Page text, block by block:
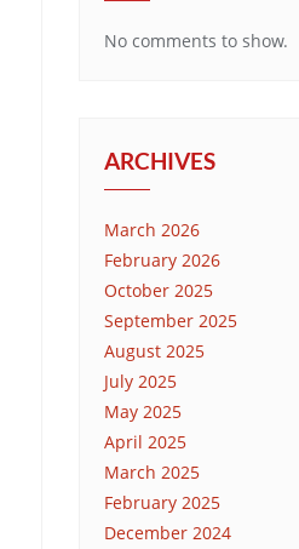
No comments to show.
ARCHIVES
March 2026
February 2026
October 2025
September 2025
August 2025
July 2025
May 2025
April 2025
March 2025
February 2025
December 2024